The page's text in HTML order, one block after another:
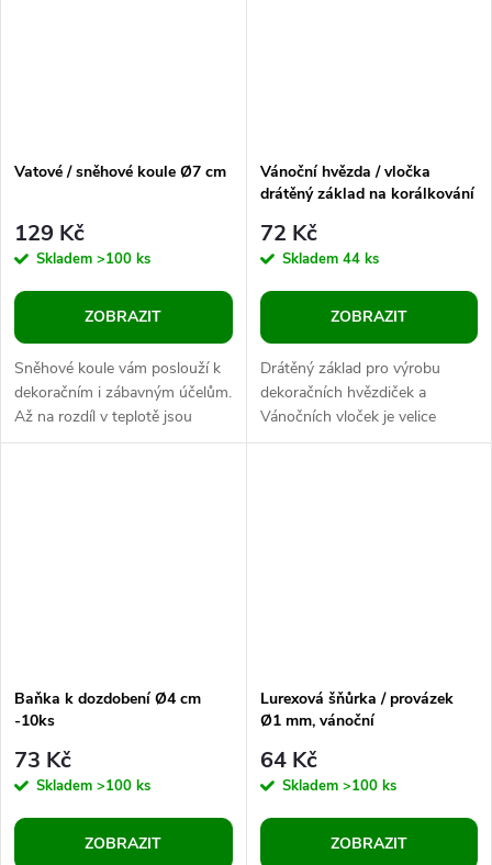
Vatové / sněhové koule Ø7 cm
129 Kč
Skladem >100 ks
ZOBRAZIT
Sněhové koule vám poslouží k
dekoračním i zábavným účelům.
Až na rozdíl v teplotě jsou
skoro k nerozeznání od pravých
Vánoční hvězda / vločka
drátěný základ na korálkování
72 Kč
Skladem 44 ks
ZOBRAZIT
Drátěný základ pro výrobu
dekoračních hvězdiček a
Vánočních vloček je velice
kvalitní, pevný, z nerezové oceli.
Baňka k dozdobení Ø4 cm
-10ks
73 Kč
Skladem >100 ks
ZOBRAZIT
Lurexová šňůrka / provázek
Ø1 mm, vánoční
64 Kč
Skladem >100 ks
ZOBRAZIT